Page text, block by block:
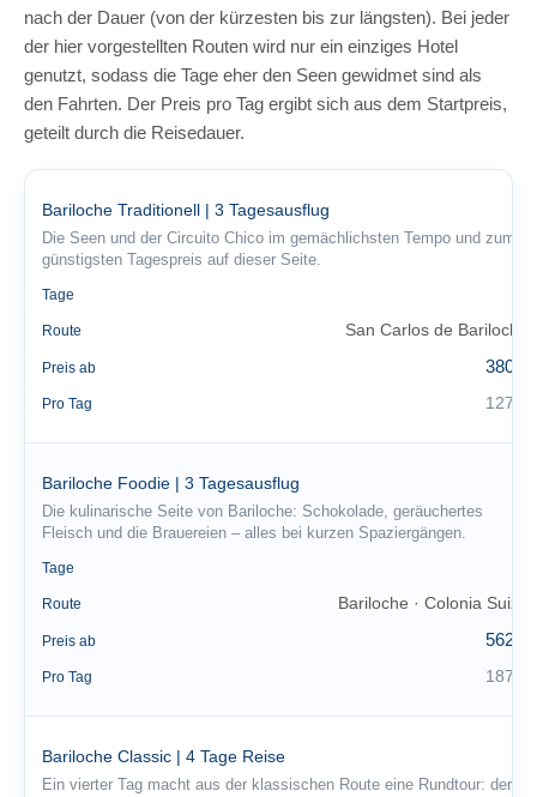
nach der Dauer (von der kürzesten bis zur längsten). Bei jeder
der hier vorgestellten Routen wird nur ein einziges Hotel
genutzt, sodass die Tage eher den Seen gewidmet sind als
den Fahrten. Der Preis pro Tag ergibt sich aus dem Startpreis,
geteilt durch die Reisedauer.
Bariloche Traditionell | 3 Tagesausflug
Die Seen und der Circuito Chico im gemächlichsten Tempo und zum
günstigsten Tagespreis auf dieser Seite.
Tage
Route San Carlos de Bariloche
Preis ab 380 €
Pro Tag 127 €
Bariloche Foodie | 3 Tagesausflug
Die kulinarische Seite von Bariloche: Schokolade, geräuchertes
Fleisch und die Brauereien – alles bei kurzen Spaziergängen.
Tage
Route Bariloche · Colonia Suiza
Preis ab 562 €
Pro Tag 187 €
Bariloche Classic | 4 Tage Reise
Ein vierter Tag macht aus der klassischen Route eine Rundtour: der